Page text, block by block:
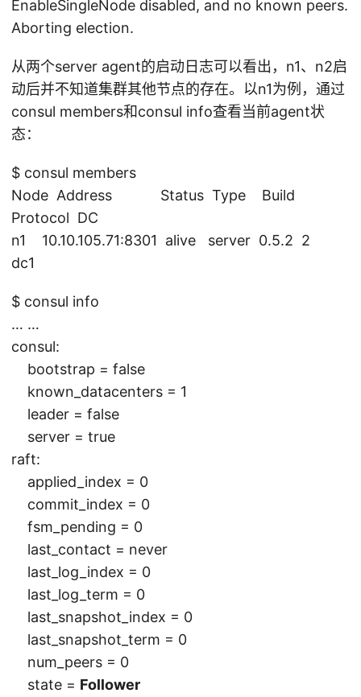
EnableSingleNode disabled, and no known peers.
Aborting election.
从两个server agent的启动日志可以看出，n1、n2启
动后并不知道集群其他节点的存在。以n1为例，通过
consul members和consul info查看当前agent状
态：
$ consul members
Node Address Status Type Build
Protocol DC
n1 10.10.105.71:8301 alive server 0.5.2 2
dc1
$ consul info
… …
consul:
bootstrap = false
known_datacenters = 1
leader = false
server = true
raft:
applied_index = 0
commit_index = 0
fsm_pending = 0
last_contact = never
last_log_index = 0
last_log_term = 0
last_snapshot_index = 0
last_snapshot_term = 0
num_peers = 0
state = Follower